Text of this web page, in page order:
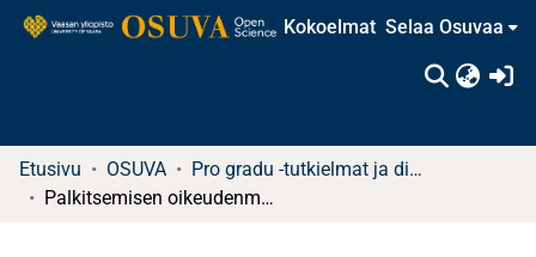
Kokoelmat Selaa Osuvaa
Etusivu OSUVA
Pro gradu -tutkielmat ja diplomityöt (rajattu saatavuus)
Palkitsemisen oikeudenmukaisuus: Kirjallisuuskatsaus työntekijöiden oikeudenmukaisuuden kokemukseen vaikuttavista tekijöistä